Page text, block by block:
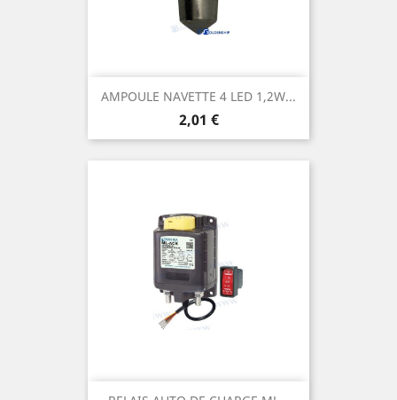
AMPOULE NAVETTE 4 LED 1,2W...
Prix
2,01 €